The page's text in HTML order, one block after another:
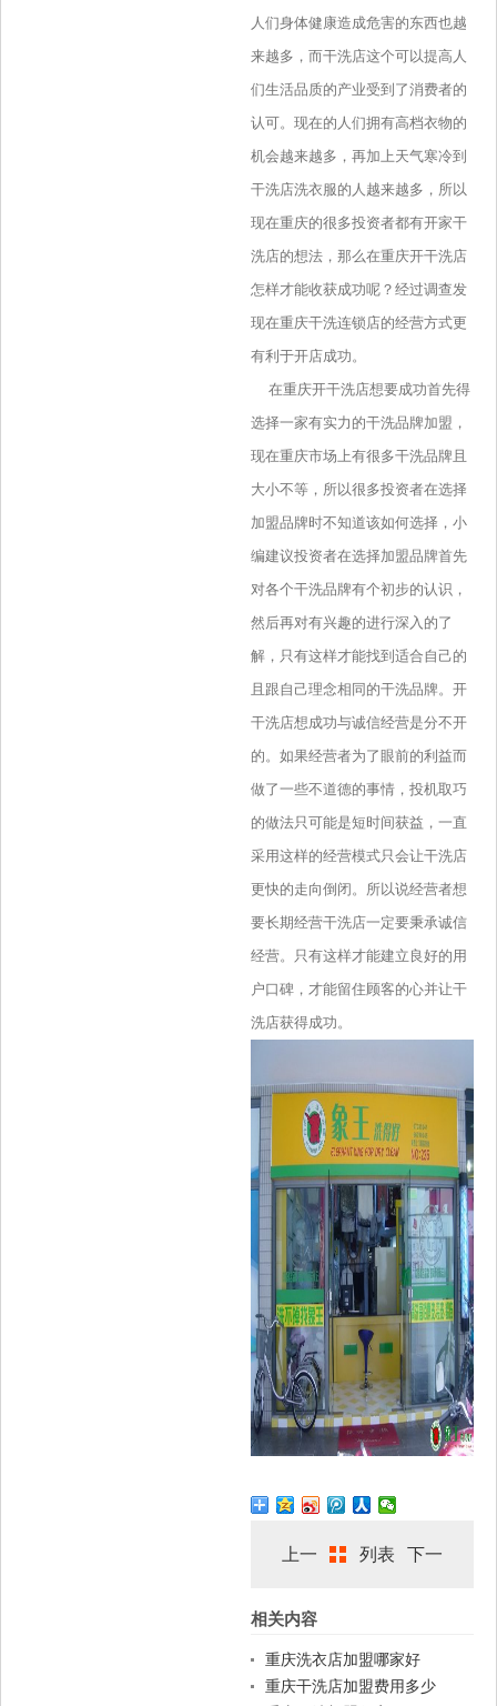
人们身体健康造成危害的东西也越
来越多，而干洗店这个可以提高人
们生活品质的产业受到了消费者的
认可。现在的人们拥有高档衣物的
机会越来越多，再加上天气寒冷到
干洗店洗衣服的人越来越多，所以
现在重庆的很多投资者都有开家干
洗店的想法，那么在重庆开干洗店
怎样才能收获成功呢？经过调查发
现在重庆干洗连锁店的经营方式更
有利于开店成功。
在重庆开干洗店想要成功首先得
选择一家有实力的干洗品牌加盟，
现在重庆市场上有很多干洗品牌且
大小不等，所以很多投资者在选择
加盟品牌时不知道该如何选择，小
编建议投资者在选择加盟品牌首先
对各个干洗品牌有个初步的认识，
然后再对有兴趣的进行深入的了
解，只有这样才能找到适合自己的
且跟自己理念相同的干洗品牌。开
干洗店想成功与诚信经营是分不开
的。如果经营者为了眼前的利益而
做了一些不道德的事情，投机取巧
的做法只可能是短时间获益，一直
采用这样的经营模式只会让干洗店
更快的走向倒闭。所以说经营者想
要长期经营干洗店一定要秉承诚信
经营。只有这样才能建立良好的用
户口碑，才能留住顾客的心并让干
洗店获得成功。
上一
篇
列表 下一
相关内容
重庆洗衣店加盟哪家好
重庆干洗店加盟费用多少